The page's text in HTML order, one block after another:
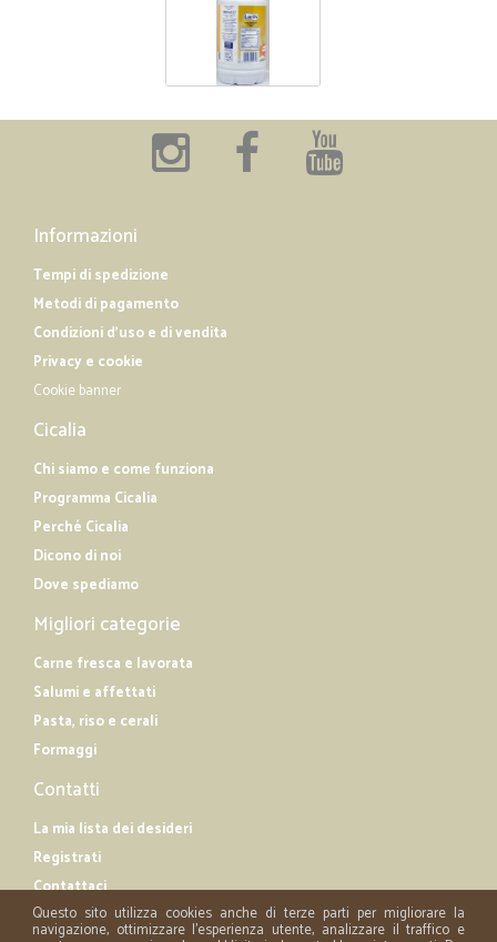
Informazioni
Tempi di spedizione
Metodi di pagamento
Condizioni d'uso e di vendita
Privacy e cookie
Cookie banner
Cicalia
Chi siamo e come funziona
Programma Cicalia
Perché Cicalia
Dicono di noi
Dove spediamo
Migliori categorie
Carne fresca e lavorata
Salumi e affettati
Pasta, riso e cerali
Formaggi
Contatti
La mia lista dei desideri
Registrati
Contattaci
Questo sito utilizza cookies anche di terze parti per migliorare la
navigazione, ottimizzare l'esperienza utente, analizzare il traffico e